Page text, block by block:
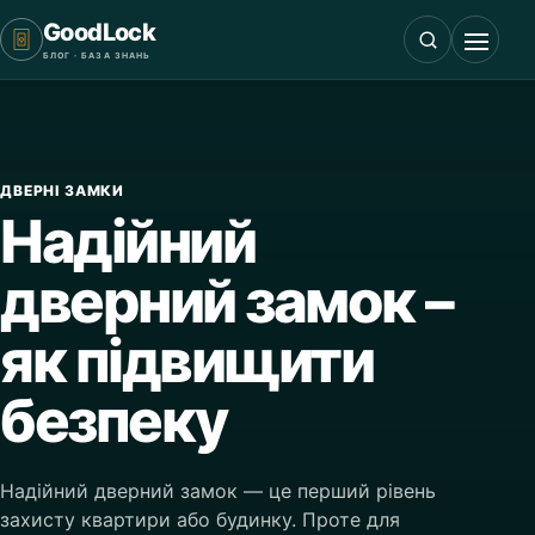
GoodLock
БЛОГ · БАЗА ЗНАНЬ
ДВЕРНІ ЗАМКИ
Надійний
дверний замок –
як підвищити
безпеку
Надійний дверний замок — це перший рівень
захисту квартири або будинку. Проте для